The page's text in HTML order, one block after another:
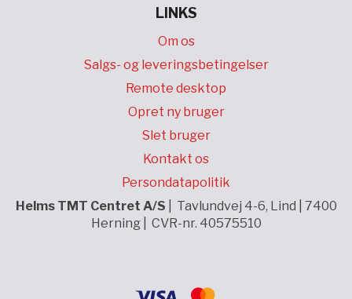
LINKS
Om os
Salgs- og leveringsbetingelser
Remote desktop
Opret ny bruger
Slet bruger
Kontakt os
Persondatapolitik
Helms TMT Centret A/S | Tavlundvej 4-6, Lind | 7400
Herning | CVR-nr. 40575510